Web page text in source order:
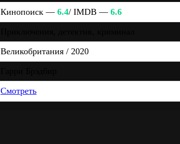
Кинопоиск — 6.4/ IMDB —6.6
Великобритания / 2020
Смотреть